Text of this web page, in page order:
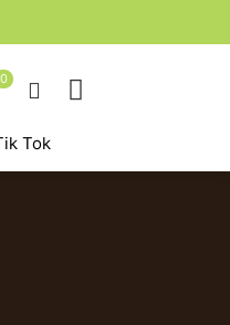
0
Tok